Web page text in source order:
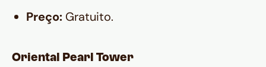
Preço: Gratuito.
Oriental Pearl Tower